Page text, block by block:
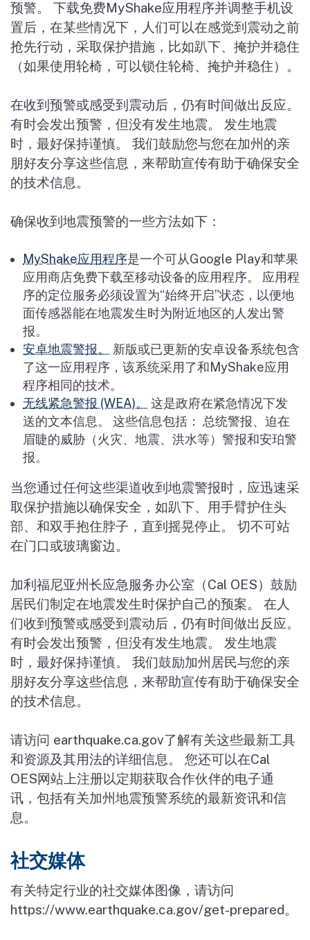
预警。 下载免费MyShake应用程序并调整手机设
置后，在某些情况下，人们可以在感觉到震动之前
抢先行动，采取保护措施，比如趴下、掩护并稳住
（如果使用轮椅，可以锁住轮椅、掩护并稳住）。
在收到预警或感受到震动后，仍有时间做出反应。
有时会发出预警，但没有发生地震。 发生地震
时，最好保持谨慎。 我们鼓励您与您在加州的亲
朋好友分享这些信息，来帮助宣传有助于确保安全
的技术信息。
确保收到地震预警的一些方法如下：
MyShake应用程序是一个可从Google Play和苹果
应用商店免费下载至移动设备的应用程序。 应用程
序的定位服务必须设置为“始终开启”状态，以便地
面传感器能在地震发生时为附近地区的人发出警
报。
安卓地震警报。
新版或已更新的安卓设备系统包含
了这一应用程序，该系统采用了和MyShake应用
程序相同的技术。
无线紧急警报 (WEA)。
这是政府在紧急情况下发
送的文本信息。 这些信息包括： 总统警报、迫在
眉睫的威胁（火灾、地震、洪水等）警报和安珀警
报。
当您通过任何这些渠道收到地震警报时，应迅速采
取保护措施以确保安全，如趴下、用手臂护住头
部、和双手抱住脖子，直到摇晃停止。 切不可站
在门口或玻璃窗边。
加利福尼亚州长应急服务办公室（Cal OES）鼓励
居民们制定在地震发生时保护自己的预案。 在人
们收到预警或感受到震动后，仍有时间做出反应。
有时会发出预警，但没有发生地震。 发生地震
时，最好保持谨慎。 我们鼓励加州居民与您的亲
朋好友分享这些信息，来帮助宣传有助于确保安全
的技术信息。
请访问 earthquake.ca.gov了解有关这些最新工具
和资源及其用法的详细信息。 您还可以在Cal
OES网站上注册以定期获取合作伙伴的电子通
讯，包括有关加州地震预警系统的最新资讯和信
息。
社交媒体
有关特定行业的社交媒体图像，请访问
https://www.earthquake.ca.gov/get-prepared。